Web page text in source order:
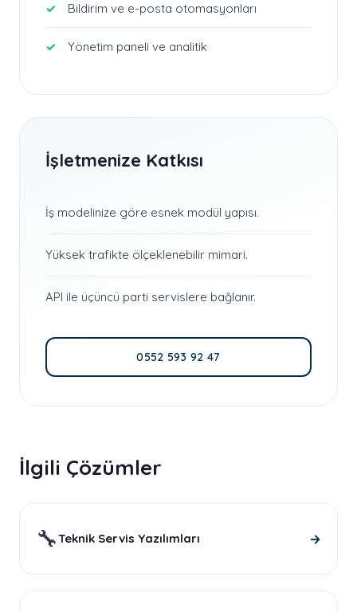
Bildirim ve e-posta otomasyonları
Yönetim paneli ve analitik
İşletmenize Katkısı
İş modelinize göre esnek modül yapısı.
Yüksek trafikte ölçeklenebilir mimari.
API ile üçüncü parti servislere bağlanır.
0552 593 92 47
İlgili Çözümler
🔧Teknik Servis Yazılımları →